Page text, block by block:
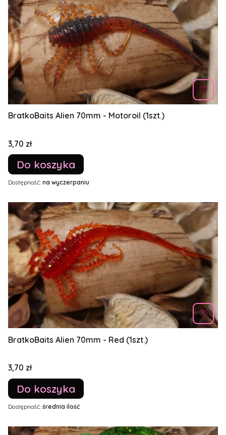
BratkoBaits Alien 70mm - Motoroil (1szt.)
Cena
3,70 zł
Do koszyka
Dostępność: na wyczerpaniu
BratkoBaits Alien 70mm - Red (1szt.)
Cena
3,70 zł
Do koszyka
Dostępność: średnia ilość